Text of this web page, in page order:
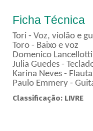
Ficha Técnica
Tori - Voz, violão e
Toro - Baixo e voz
Domenico
Julia Guedes -
Karina Neves -
Paulo Emmery -
Classificação: LIVRE